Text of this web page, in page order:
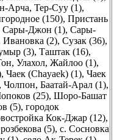
Арча, Тер-Суу (1),
(150), Пристань
Сары-Джон (1), Сары-
Ивановка (2), Сузак (36),
(3), Таштак (16),
Улахол, Жайлоо (1),
, Чаек (Chayaek) (1), Чаек
, Чолпон, Баатай-Арал (1),
(25), Шоро-Башат
(5), городок
Кок-Джар (12),
(5), с. Сосновка